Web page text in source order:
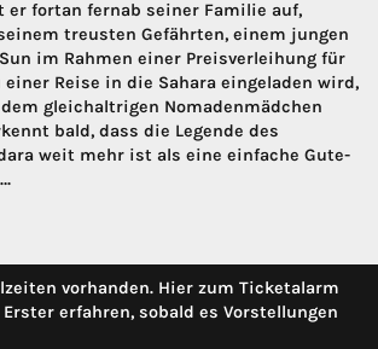
er fortan fernab seiner Familie auf,
treusten Gefährten, einem jungen
im Rahmen einer Preisverleihung für
Reise in die Sahara eingeladen wird,
gleichaltrigen Nomadenmädchen
bald, dass die Legende des
weit mehr ist als eine einfache Gute-
vorhanden. Hier zum Ticketalarm
erfahren, sobald es Vorstellungen